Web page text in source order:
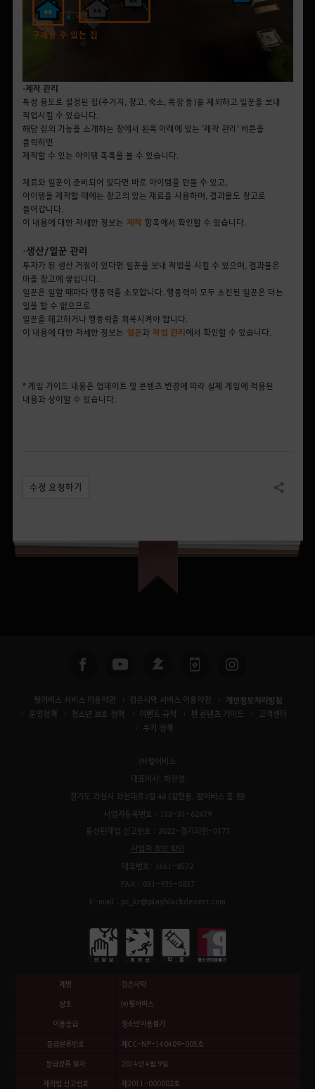
• 제작 관리
특정 용도로 설정된 집(주거지, 창고, 숙소, 목장 등)를 제외하고 일꾼을 보내
작업시킬 수 있습니다.
해당 집의 기능을 소개하는 창에서 왼쪽 아래에 있는 '제작 관리' 버튼을
클릭하면
제작할 수 있는 아이템 목록을 볼 수 있습니다.
재료와 일꾼이 준비되어 있다면 바로 아이템을 만들 수 있고,
아이템을 제작할 때에는 창고의 있는 재료를 사용하며, 결과물도 창고로
들어갑니다.
이 내용에 대한 자세한 정보는 제작 항목에서 확인할 수 있습니다.
• 생산/일꾼 관리
투자가 된 생산 거점이 있다면 일꾼을 보내 작업을 시킬 수 있으며, 결과물은
마을 창고에 쌓입니다.
일꾼은 일할 때마다 행동력을 소모합니다. 행동력이 모두 소진된 일꾼은 더는
일을 할 수 없으므로
일꾼을 해고하거나 행동력을 회복시켜야 합니다.
이 내용에 대한 자세한 정보는 일꾼과 작업 관리에서 확인할 수 있습니다.
* 게임 가이드 내용은 업데이트 및 콘텐츠 변경에 따라 실제 게임에 적용된
내용과 상이할 수 있습니다.
수정 요청하기 공유하기
펄어비스 서비스 이용약관 검은사막 서비스 이용약관 개인정보처리방침
운영정책 청소년 보호 정책 이벤트 규약 팬 콘텐츠 가이드
고객센터
쿠키 정책
㈜펄어비스
대표이사: 허진영
경기도 과천시 과천대로2길 48 (갈현동, 펄어비스 홈 원)
사업자등록번호 : 138-81-62479
통신판매업 신고번호 : 2022-경기과천-0177
사업자 정보 확인
대표번호: 1661-8572
FAX : 031-935-0837
E-mail : pc_kr@playblackdesert.com
제명 검은사막
상호 ㈜펄어비스
이용등급 청소년이용불가
등급분류번호 제CC-NP-140409-005호
등급분류 일자 2014년 4월 9일
제작업 신고번호 제2011-000002호